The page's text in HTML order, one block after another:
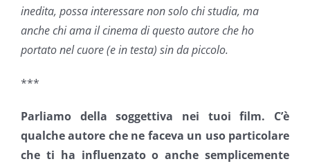
inedita, possa interessare non solo chi studia, ma
anche chi ama il cinema di questo autore che ho
portato nel cuore (e in testa) sin da piccolo.
***
Parliamo della soggettiva nei tuoi film. C’è
qualche autore che ne faceva un uso particolare
che ti ha influenzato o anche semplicemente